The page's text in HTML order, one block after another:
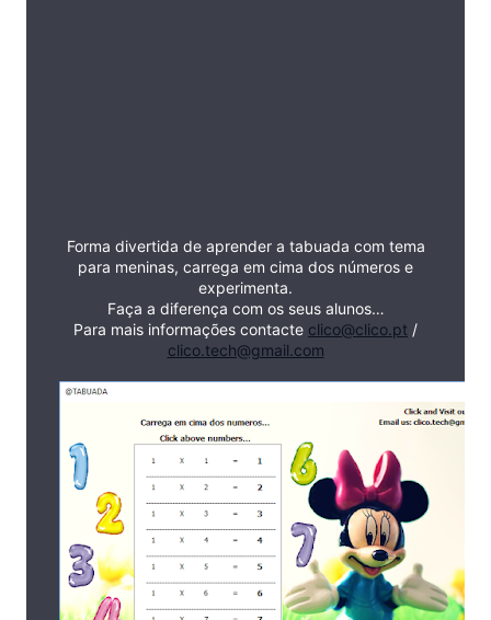
Forma divertida de aprender a tabuada com tema
para meninas, carrega em cima dos números e
experimenta.
Faça a diferença com os seus alunos…
Para mais informações contacte clico@clico.pt /
clico.tech@gmail.com